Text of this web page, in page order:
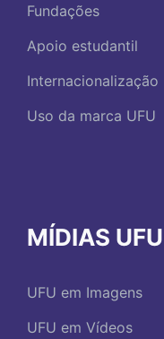
Fundações
Apoio estudantil
Internacionalização
Uso da marca UFU
MÍDIAS UFU
UFU em Imagens
UFU em Vídeos